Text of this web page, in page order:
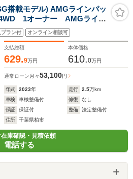
搭載モデル) AMGラインパッ
4WD 1オーナー AMGライン
ザーエクスクルーシブ
ディングルーフ 革シート
ステアリング ARナビ
プラン付 オンライン相談可
支払総額
629.9万円
本体価格
610.0万円
通常ローン 月々53,100円
年式 2023年 走行 2.5万km
車検
車検整備付 修復
なし
保証
保証付 整備
法定整備付
住所
千葉県柏市
庫確認・見積依頼
電話する